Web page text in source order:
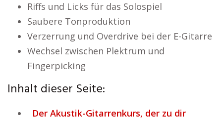
Riffs und Licks für das Solospiel
Saubere Tonproduktion
Verzerrung und Overdrive bei der E-Gitarre
Wechsel zwischen Plektrum und
Fingerpicking
Inhalt dieser Seite:
Der Akustik-Gitarrenkurs, der zu dir